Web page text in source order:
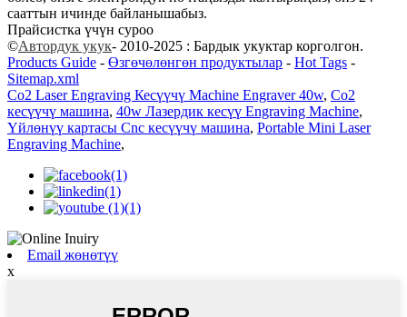
сааттын ичинде байланышабыз.
Прайсистка үчүн суроо
©Автордук укук- 2010-2025 : Бардык укуктар корголгон.
Products Guide - Өзгөчөлөнгөн продуктылар - Hot Tags -
Sitemap.xml
Co2 Laser Engraving Кесүүчү Machine Engraver 40w, Co2
кесүүчү машина, 40w Лазердик кесүү Engraving Machine,
Үйлөнүү картасы Cnc кесүүчү машина, Portable Mini Laser
Engraving Machine,
Email жөнөтүү
x